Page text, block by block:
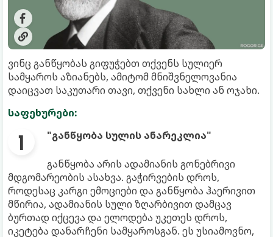
ვინც განწყობას გიფუჭებთ თქვენს სულიერ
სამყაროს აზიანებს, ამიტომ მნიშვნელოვანია
დაიცვათ საკუთარი თავი, თქვენი სახლი ან ოჯახი.
საფეხურები:
"განწყობა სულის ანარეკლია"
განწყობა არის ადამიანის გონებრივი
მდგომარეობის ასახვა. გაჭირვების დროს,
როდესაც კარგი ემოციები და განწყობა ჰაერივით
მწირია, ადამიანის სული ზღარბივით დამცავ
ბურთად იქცევა და ელოდება უკეთეს დროს,
იკეტება დანარჩენი სამყაროსგან. ეს უსიამოვნო,